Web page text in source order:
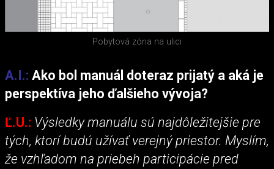
Pobytová zóna na ulici
A.I.: Ako bol manuál doteraz prijatý a aká je
perspektíva jeho ďalšieho vývoja?
Ľ.U.: Výsledky manuálu sú najdôležitejšie pre
tých, ktorí budú užívať verejný priestor. Myslím,
že vzhľadom na priebeh participácie pred